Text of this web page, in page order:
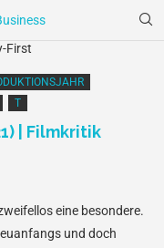
T
| Filmkritik
eine besondere.
und doch